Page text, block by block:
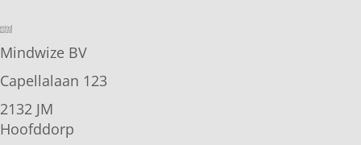
Mindwize BV
Capellalaan 123
2132 JM
Hoofddorp